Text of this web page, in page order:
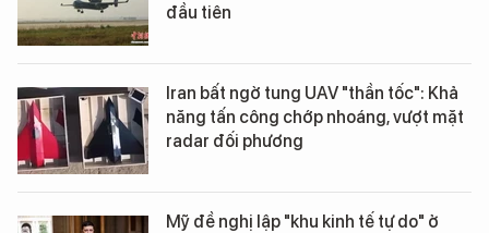
đầu tiên
Iran bất ngờ tung UAV "thần tốc": Khả
năng tấn công chớp nhoáng, vượt mặt
radar đối phương
Mỹ đề nghị lập "khu kinh tế tự do" ở